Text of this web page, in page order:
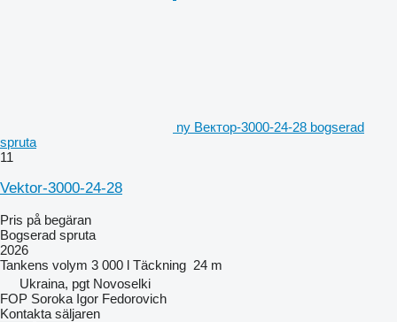
ny Вектор-3000-24-28 bogserad
spruta
11
Vektor-3000-24-28
Pris på begäran
Bogserad spruta
2026
Tankens volym 3 000 l Täckning 24 m
Ukraina, pgt Novoselki
FOP Soroka Igor Fedorovich
Kontakta säljaren